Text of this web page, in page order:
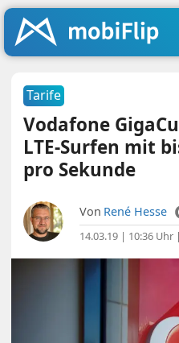
Tarife
Vodafone
LTE-Surfen mit
pro Sekunde
Von René Hesse
14.03.19 | 10:36 Uhr |